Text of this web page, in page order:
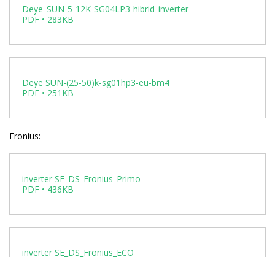
Deye_SUN-5-12K-SG04LP3-hibrid_inverter
PDF • 283KB
Deye SUN-(25-50)k-sg01hp3-eu-bm4
PDF • 251KB
Fronius:
inverter SE_DS_Fronius_Primo
PDF • 436KB
inverter SE_DS_Fronius_ECO